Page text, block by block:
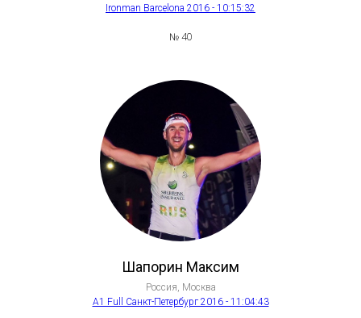
Ironman Barcelona 2016 - 10:15:32
№ 40
Шапорин Максим
Россия, Москва
A1 Full Санкт-Петербург 2016 - 11:04:43